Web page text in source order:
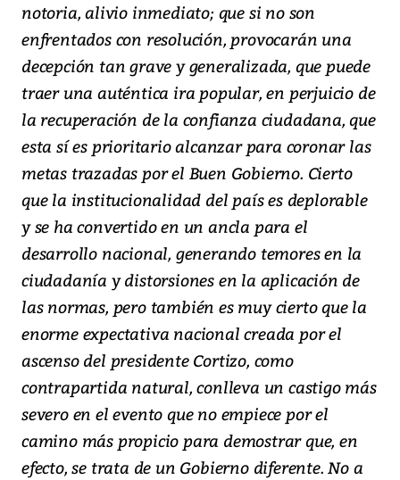
notoria, alivio inmediato; que si no son
enfrentados con resolución, provocarán una
decepción tan grave y generalizada, que puede
traer una auténtica ira popular, en perjuicio de
la recuperación de la confianza ciudadana, que
esta sí es prioritario alcanzar para coronar las
metas trazadas por el Buen Gobierno. Cierto
que la institucionalidad del país es deplorable
y se ha convertido en un ancla para el
desarrollo nacional, generando temores en la
ciudadanía y distorsiones en la aplicación de
las normas, pero también es muy cierto que la
enorme expectativa nacional creada por el
ascenso del presidente Cortizo, como
contrapartida natural, conlleva un castigo más
severo en el evento que no empiece por el
camino más propicio para demostrar que, en
efecto, se trata de un Gobierno diferente. No a